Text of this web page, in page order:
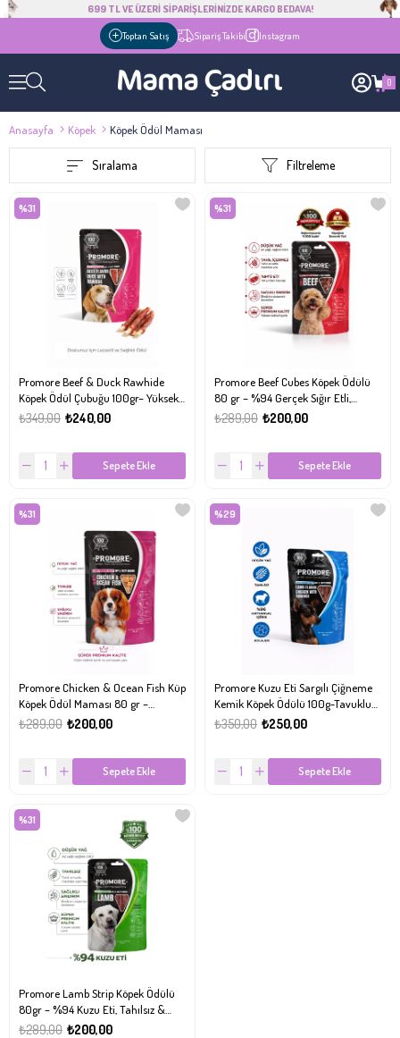
699 TL VE ÜZERİ SİPARİŞLERİNİZDE KARGO BEDAVA!
Toptan Satış Sipariş Takibi Instagram
0
Anasayfa Köpek Köpek Ödül Maması
Filtreleme
Sıralama
Promore Beef & Duck Rawhide
Köpek Ödül Çubuğu 100gr– Yüksek
Proteinli, Tahılsız & Kolajen Destekli
₺240,00
₺349,00
Sepete Ekle
%31
Promore Beef Cubes Köpek Ödülü
80 gr – %94 Gerçek Sığır Etli,
Tahılsız & Yüksek Proteinli
₺200,00
₺289,00
Sepete Ekle
%31
Promore Chicken & Ocean Fish Küp
Köpek Ödül Maması 80 gr –
Tahılsız, Düşük Yağlı, Yumuşak Ödül
₺200,00
₺289,00
Sepete Ekle
%31
Promore Kuzu Eti Sargılı Çiğneme
Kemik Köpek Ödülü 100g-Tavuklu
Rawhide, Kolajen Destekli, Tahılsız
₺250,00
₺350,00
Sepete Ekle
%29
Promore Lamb Strip Köpek Ödülü
80gr – %94 Kuzu Eti, Tahılsız &
Düşük Yağlı Premium Ödül
₺200,00
₺289,00
%31